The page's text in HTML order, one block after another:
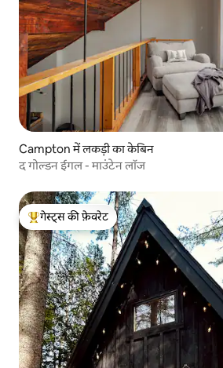
Campton में लकड़ी का केबिन
द गोल्डन ईगल - माउंटेन लॉज
गेस्ट्स का टॉप फ़ेवरेट
गेस्ट्स की फ़ेवरेट